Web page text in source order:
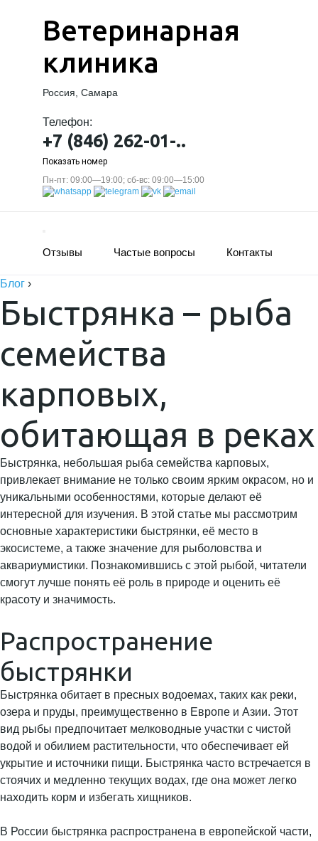
Ветеринарная
клиника
Россия, Самара
Телефон:
+7 (846) 262-01-..
Показать номер
Пн-пт: 09:00—19:00; сб-вс: 09:00—15:00
Отзывы Частые вопросы Контакты
Блог ›
Быстрянка – рыба
семейства
карповых,
обитающая в реках
Быстрянка, небольшая рыба семейства карповых,
привлекает внимание не только своим ярким окрасом, но и
уникальными особенностями, которые делают её
интересной для изучения. В этой статье мы рассмотрим
основные характеристики быстрянки, её место в
экосистеме, а также значение для рыболовства и
аквариумистики. Познакомившись с этой рыбой, читатели
смогут лучше понять её роль в природе и оценить её
красоту и значимость.
Распространение
быстрянки
Быстрянка обитает в пресных водоемах, таких как реки,
озера и пруды, преимущественно в Европе и Азии. Этот
вид рыбы предпочитает мелководные участки с чистой
водой и обилием растительности, что обеспечивает ей
укрытие и источники пищи. Быстрянка часто встречается в
стоячих и медленно текущих водах, где она может легко
находить корм и избегать хищников.
В России быстрянка распространена в европейской части,